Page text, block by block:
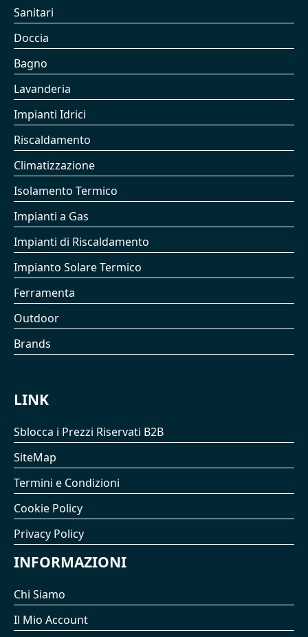
Sanitari
Doccia
Bagno
Lavanderia
Impianti Idrici
Riscaldamento
Climatizzazione
Isolamento Termico
Impianti a Gas
Impianti di Riscaldamento
Impianto Solare Termico
Ferramenta
Outdoor
Brands
LINK
Sblocca i Prezzi Riservati B2B
SiteMap
Termini e Condizioni
Cookie Policy
Privacy Policy
INFORMAZIONI
Chi Siamo
Il Mio Account